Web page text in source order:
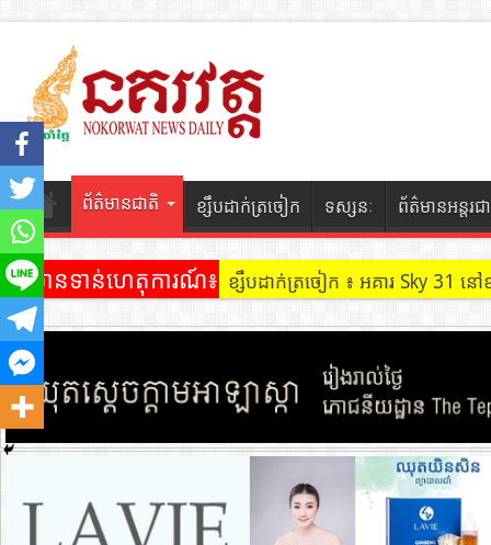
ព័ត៌មានជាតិ ខ្សឹបដាក់ត្រចៀក ទស្សនៈ ព័ត៌មានអន្តរជ
ព័ត៌មានទាន់ហេតុការណ៍៖ ខ្សឹបដាក់ត្រចៀក ៖ អគារ Sky 31
ខ្សឹបដាក់ត្រចៀក ៖ ដល់ករ ! ឈ្មួញដឹក